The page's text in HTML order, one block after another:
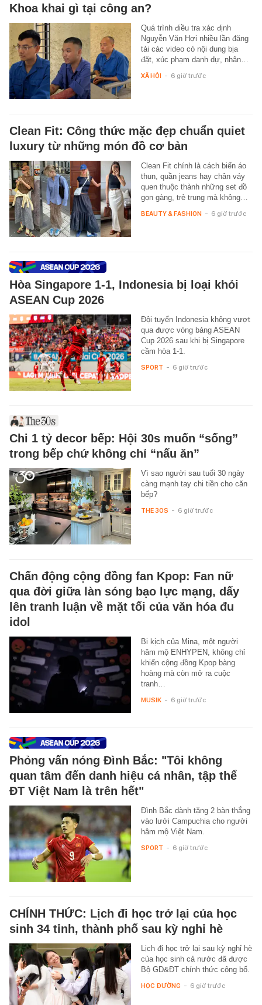
Khoa khai gì tại công an?
Quá trình điều tra xác định
Nguyễn Văn Hợi nhiều lần đăng
tải các video có nội dung bịa
đặt, xúc phạm danh dự, nhân…
XÃ HỘI - 6 giờ trước
Clean Fit: Công thức mặc đẹp chuẩn quiet
luxury từ những món đồ cơ bản
Clean Fit chính là cách biến áo
thun, quần jeans hay chân váy
quen thuộc thành những set đồ
gọn gàng, trẻ trung mà không…
BEAUTY & FASHION - 6 giờ trước
Hòa Singapore 1-1, Indonesia bị loại khỏi
ASEAN Cup 2026
Đội tuyển Indonesia không vượt
qua được vòng bảng ASEAN
Cup 2026 sau khi bị Singapore
cầm hòa 1-1.
SPORT - 6 giờ trước
Chi 1 tỷ decor bếp: Hội 30s muốn “sống”
trong bếp chứ không chỉ “nấu ăn”
Vì sao người sau tuổi 30 ngày
càng mạnh tay chi tiền cho căn
bếp?
THE 30S - 6 giờ trước
Chấn động cộng đồng fan Kpop: Fan nữ
qua đời giữa làn sóng bạo lực mạng, dấy
lên tranh luận về mặt tối của văn hóa đu
idol
Bi kịch của Mina, một người
hâm mộ ENHYPEN, không chỉ
khiến cộng đồng Kpop bàng
hoàng mà còn mở ra cuộc
tranh…
MUSIK - 6 giờ trước
Phỏng vấn nóng Đình Bắc: "Tôi không
quan tâm đến danh hiệu cá nhân, tập thể
ĐT Việt Nam là trên hết"
Đình Bắc dành tặng 2 bàn thắng
vào lưới Campuchia cho người
hâm mộ Việt Nam.
SPORT - 6 giờ trước
CHÍNH THỨC: Lịch đi học trở lại của học
sinh 34 tỉnh, thành phố sau kỳ nghỉ hè
Lịch đi học trở lại sau kỳ nghỉ hè
của học sinh cả nước đã được
Bộ GD&ĐT chính thức công bố.
HỌC ĐƯỜNG - 6 giờ trước